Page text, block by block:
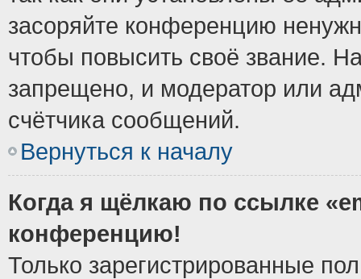
засоряйте конференцию
чтобы повысить своё звание.
запрещено, и модератор или
счётчика сообщений.
Вернуться к началу
Когда я щёлкаю по ссылке
конференцию!
Только зарегистрированные